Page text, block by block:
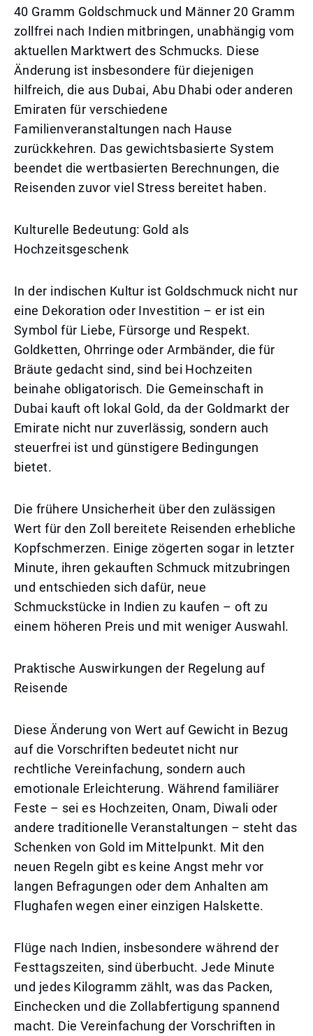
40 Gramm Goldschmuck und Männer 20 Gramm
zollfrei nach Indien mitbringen, unabhängig vom
aktuellen Marktwert des Schmucks. Diese
Änderung ist insbesondere für diejenigen
hilfreich, die aus Dubai, Abu Dhabi oder anderen
Emiraten für verschiedene
Familienveranstaltungen nach Hause
zurückkehren. Das gewichtsbasierte System
beendet die wertbasierten Berechnungen, die
Reisenden zuvor viel Stress bereitet haben.
Kulturelle Bedeutung: Gold als
Hochzeitsgeschenk
In der indischen Kultur ist Goldschmuck nicht nur
eine Dekoration oder Investition – er ist ein
Symbol für Liebe, Fürsorge und Respekt.
Goldketten, Ohrringe oder Armbänder, die für
Bräute gedacht sind, sind bei Hochzeiten
beinahe obligatorisch. Die Gemeinschaft in
Dubai kauft oft lokal Gold, da der Goldmarkt der
Emirate nicht nur zuverlässig, sondern auch
steuerfrei ist und günstigere Bedingungen
bietet.
Die frühere Unsicherheit über den zulässigen
Wert für den Zoll bereitete Reisenden erhebliche
Kopfschmerzen. Einige zögerten sogar in letzter
Minute, ihren gekauften Schmuck mitzubringen
und entschieden sich dafür, neue
Schmuckstücke in Indien zu kaufen – oft zu
einem höheren Preis und mit weniger Auswahl.
Praktische Auswirkungen der Regelung auf
Reisende
Diese Änderung von Wert auf Gewicht in Bezug
auf die Vorschriften bedeutet nicht nur
rechtliche Vereinfachung, sondern auch
emotionale Erleichterung. Während familiärer
Feste – sei es Hochzeiten, Onam, Diwali oder
andere traditionelle Veranstaltungen – steht das
Schenken von Gold im Mittelpunkt. Mit den
neuen Regeln gibt es keine Angst mehr vor
langen Befragungen oder dem Anhalten am
Flughafen wegen einer einzigen Halskette.
Flüge nach Indien, insbesondere während der
Festtagszeiten, sind überbucht. Jede Minute
und jedes Kilogramm zählt, was das Packen,
Einchecken und die Zollabfertigung spannend
macht. Die Vereinfachung der Vorschriften in